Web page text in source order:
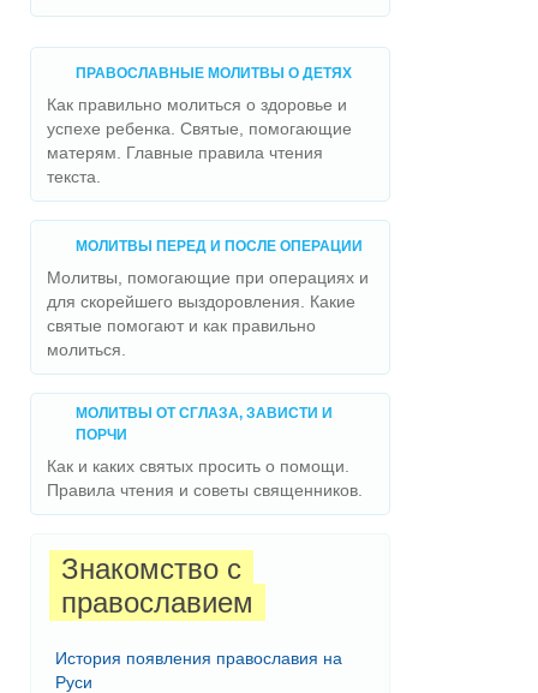
ПРАВОСЛАВНЫЕ МОЛИТВЫ О ДЕТЯХ
Как правильно молиться о здоровье и
успехе ребенка. Святые, помогающие
матерям. Главные правила чтения
текста.
МОЛИТВЫ ПЕРЕД И ПОСЛЕ ОПЕРАЦИИ
Молитвы, помогающие при операциях и
для скорейшего выздоровления. Какие
святые помогают и как правильно
молиться.
МОЛИТВЫ ОТ СГЛАЗА, ЗАВИСТИ И
ПОРЧИ
Как и каких святых просить о помощи.
Правила чтения и советы священников.
Знакомство с
православием
История появления православия на
Руси